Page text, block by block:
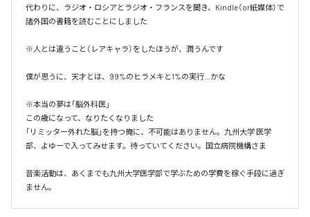
代わりに、ラジオ・ロシアとラジオ・フランスを聞き、Kindle（or紙媒体）で
諸外国の書籍を読むことにしました
※人とは違うこと（レアキャラ）をしたほうが、潤うんです
僕が思うに、天才とは、99%のヒラメキと1%の実行…かな
※本当の夢は「脳外科医」
この歳になって、なりたくなりました
「リミッター外れた脳」を持つ俺に、不可能はありません。九州大学 医学
部、よゆーで入ってみせます。待っていてください。国立病院機構さま
音楽活動は、あくまでも九州大学医学部で学ぶための学費を稼ぐ手段に過ぎ
ません。